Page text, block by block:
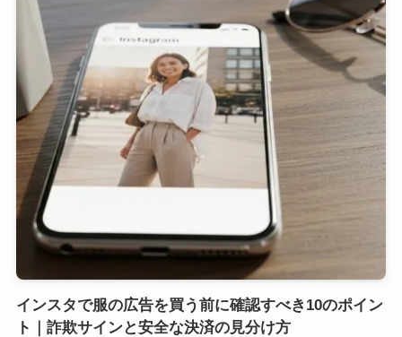
インスタで服の広告を買う前に確認すべき10のポイン
ト｜詐欺サインと安全な決済の見分け方